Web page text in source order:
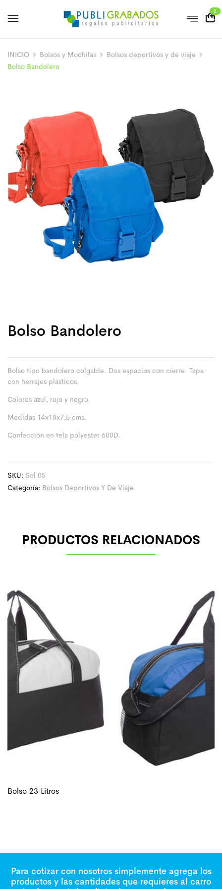
0
INICIO Bolsos y Mochilas
Bolsos deportivos y de viaje
Bolso Bandolero
Bolso Bandolero
Bolso tipo bandolero colgable. Dos espacios con cierre. Tapa
con herrajes plásticos.
Colores azul, rojo y negro.
Medidas 14x18x7,5 cms.
Confección en tela polyester 600D.
SKU: Sol 05
Categoría: Bolsos Deportivos Y De Viaje
PRODUCTOS RELACIONADOS
Bolso 23 Litros
Para cotizar con nosotros simplemente agrega los
productos y las cantidades que requieres al carro